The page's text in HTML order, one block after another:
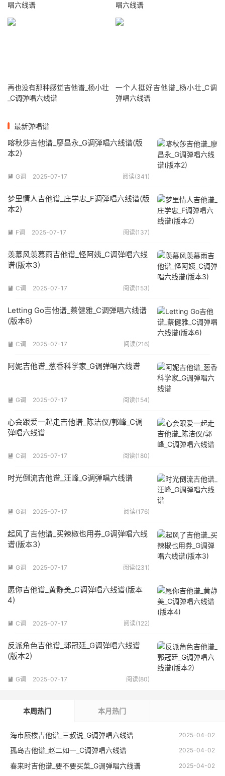
唱六线谱
唱六线谱
再也没有那种感觉吉他谱_杨小壮
_C调弹唱六线谱
一个人挺好吉他谱_杨小壮_C调
弹唱六线谱
最新弹唱谱
喀秋莎吉他谱_廖昌永_G调弹唱六线谱(版
本2)
 G调 2025-07-17 阅读(341)
梦里情人吉他谱_庄学忠_F调弹唱六线谱(版
本2)
 F调 2025-07-17 阅读(137)
羡慕风羡慕雨吉他谱_怪阿姨_C调弹唱六线
谱(版本3)
 C调 2025-07-17 阅读(153)
Letting Go吉他谱_蔡健雅_C调弹唱六线谱
(版本6)
 C调 2025-07-17 阅读(216)
阿妮吉他谱_葱香科学家_G调弹唱六线谱
 G调 2025-07-17 阅读(154)
心会跟爱一起走吉他谱_陈洁仪/郭峰_C调
弹唱六线谱
 C调 2025-07-17 阅读(180)
时光倒流吉他谱_汪峰_G调弹唱六线谱
 G调 2025-07-17 阅读(176)
起风了吉他谱_买辣椒也用券_G调弹唱六线
谱(版本3)
 G调 2025-07-17 阅读(231)
愿你吉他谱_黄静美_C调弹唱六线谱(版本
4)
 C调 2025-07-17 阅读(122)
反派角色吉他谱_郭冠廷_G调弹唱六线谱
(版本2)
 G调 2025-07-17 阅读(80)
本周热门 本月热门
2025-04-02
海市蜃楼吉他谱_三叔说_G调弹唱六线谱
2025-04-02
孤岛吉他谱_赵二如一_C调弹唱六线谱
2025-04-02
春来时吉他谱_要不要买菜_G调弹唱六线谱